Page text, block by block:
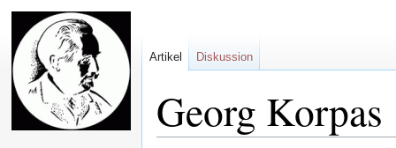
Georg Korpas
Artikel Diskussion